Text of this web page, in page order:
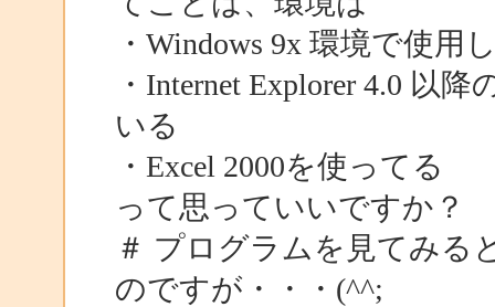
・Windows 9x 環境で使
・Internet Explorer 4.0 以
いる
・Excel 2000を使ってる
って思っていいですか？
＃ プログラムを見てみる
のですが・・・(^^;